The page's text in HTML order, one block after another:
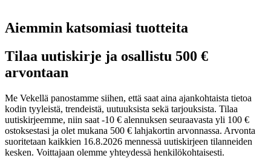
Aiemmin katsomiasi tuotteita
Tilaa uutiskirje ja osallistu 500 €
arvontaan
Me Vekellä panostamme siihen, että saat aina ajankohtaista tietoa
kodin tyyleistä, trendeistä, uutuuksista sekä tarjouksista. Tilaa
uutiskirjeemme, niin saat -10 € alennuksen seuraavasta yli 100 €
ostoksestasi ja olet mukana 500 € lahjakortin arvonnassa. Arvonta
suoritetaan kaikkien 16.8.2026 mennessä uutiskirjeen tilanneiden
kesken. Voittajaan olemme yhteydessä henkilökohtaisesti.